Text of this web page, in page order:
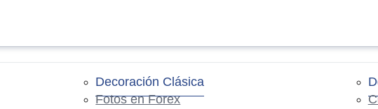
Decoración Clásica
Fotos en Forex